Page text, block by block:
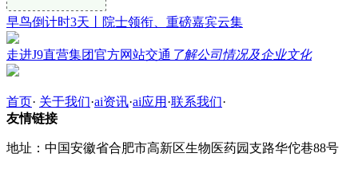
早鸟倒计时3天丨院士领衔、重磅嘉宾云集
走进J9直营集团官方网站交通 了解公司情况及企业文化
首页· 关于我们·ai资讯·ai应用 ·联系我们·
友情链接
地址：中国安徽省合肥市高新区生物医药园支路华佗巷88号